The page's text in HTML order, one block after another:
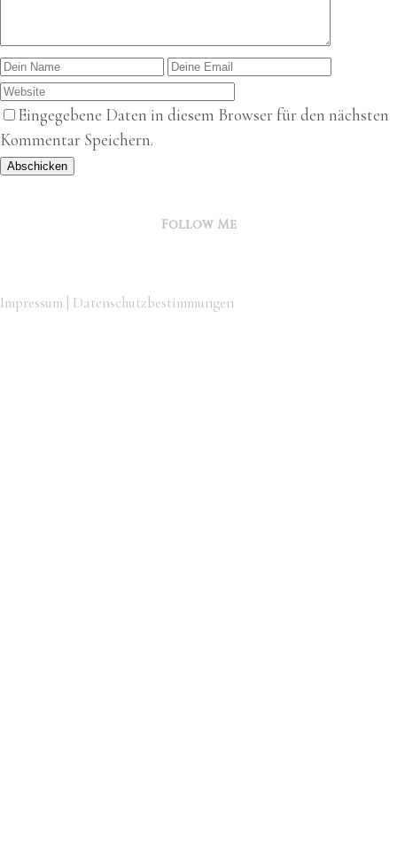
Eingegebene Daten in diesem Browser für den nächsten
Kommentar Speichern.
Abschicken
Follow Me
Impressum Datenschutzbestimmungen